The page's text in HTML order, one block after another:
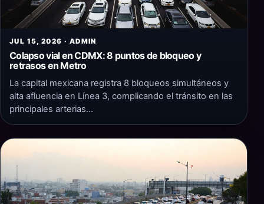
JUL 15, 2026 · ADMIN
Colapso vial en CDMX: 8 puntos de bloqueo y
retrasos en Metro
La capital mexicana registra 8 bloqueos simultáneos y
alta afluencia en Línea 3, complicando el tránsito en las
principales arterias…